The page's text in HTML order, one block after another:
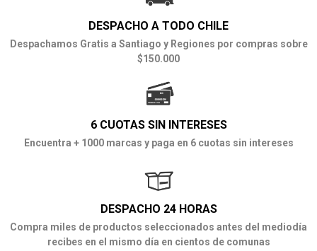
DESPACHO A TODO CHILE
Despachamos Gratis a Santiago y Regiones por compras sobre
$150.000
6 CUOTAS SIN INTERESES
Encuentra + 1000 marcas y paga en 6 cuotas sin intereses
DESPACHO 24 HORAS
Compra miles de productos seleccionados antes del mediodía
recibes en el mismo día en cientos de comunas